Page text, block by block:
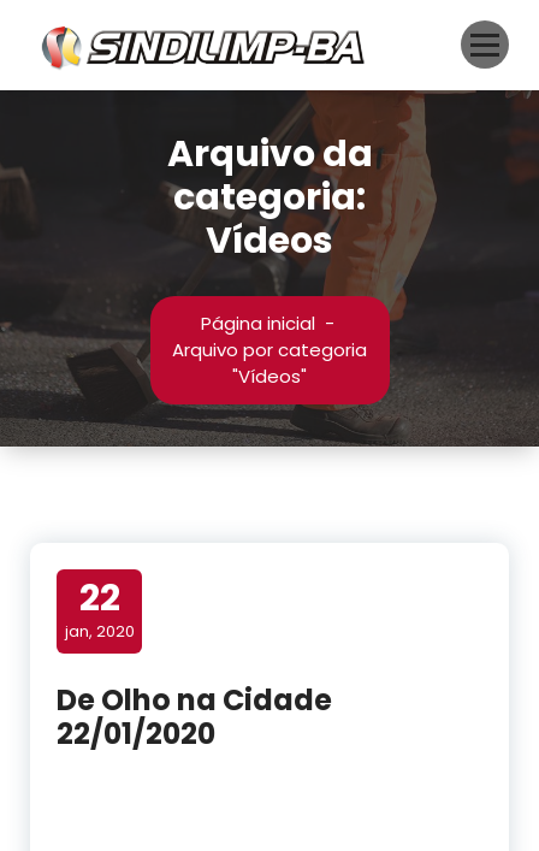
conteúdo
Arquivo da
categoria:
Vídeos
Página inicial-
Arquivo por categoria
"Vídeos"
22
jan, 2020
De Olho na Cidade
22/01/2020